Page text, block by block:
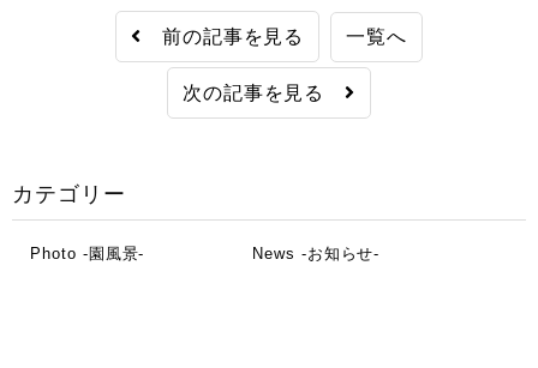
前の記事を見る 一覧へ
次の記事を見る
カテゴリー
Photo -園風景- News -お知らせ-